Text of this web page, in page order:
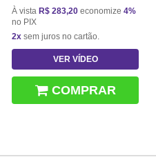
À vista R$ 283,20 economize 4%
no PIX
2x sem juros no cartão.
VER VÍDEO
COMPRAR